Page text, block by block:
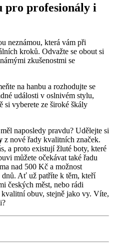
pro profesionály i
neznámou, která vám při
kroků. Odvažte se obout si
zkušenostmi se
na hanbu a rozhodujte se
události v oslnivém stylu,
si vyberete ze široké škály
naposledy pravdu? Udělejte si
z nové řady kvalitních značek.
a proto existují žluté boty, které
můžete očekávat také řadu
nad 500 Kč a možnost
Ať už patříte k těm, kteří
českých měst, nebo rádi
obuv, stejně jako vy. Víte,